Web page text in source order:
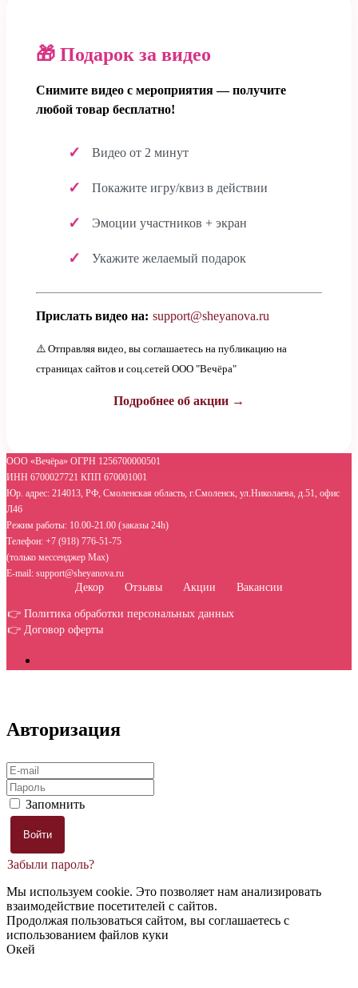
🎁 Подарок за видео
Снимите видео с мероприятия — получите
любой товар бесплатно!
Видео от 2 минут
Покажите игру/квиз в действии
Эмоции участников + экран
Укажите желаемый подарок
Прислать видео на: support@sheyanova.ru
⚠️ Отправляя видео, вы соглашаетесь на публикацию на
страницах сайтов и соц.сетей ООО "Вечёра"
Подробнее об акции →
ООО «Вечёра» ОГРН 1256700000501
ИНН 6700027721 КПП 670001001
Юр. адрес: 214013, РФ, Смоленская область, г.Смоленск, ул.Николаева, д.51, офис
Л46
Режим работы: 10.00-21.00 (заказы 24h)
Телефон: +7 (918) 776-51-75
(только мессенджер Max)
E-mail: support@sheyanova.ru
Декор Отзывы Акции Вакансии
👉 Политика обработки персональных данных
👉 Договор оферты
Авторизация
Запомнить
Забыли пароль?
Мы используем cookie. Это позволяет нам анализировать
взаимодействие посетителей с сайтов.
Продолжая пользоваться сайтом, вы соглашаетесь с
использованием файлов куки
Окей